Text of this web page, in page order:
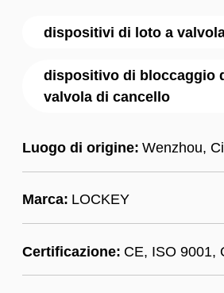
dispositivi di loto a
dispositivo di bloccaggio
valvola di cancello
Luogo di origine: Wenzhou,
Marca: LOCKEY
Certificazione: CE, ISO 9001,